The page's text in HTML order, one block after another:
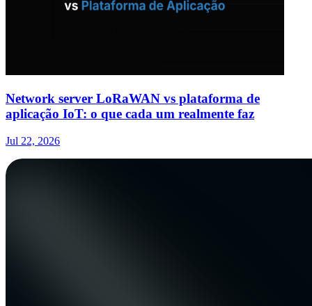
Network server LoRaWAN vs plataforma de
aplicação IoT: o que cada um realmente faz
Jul 22, 2026